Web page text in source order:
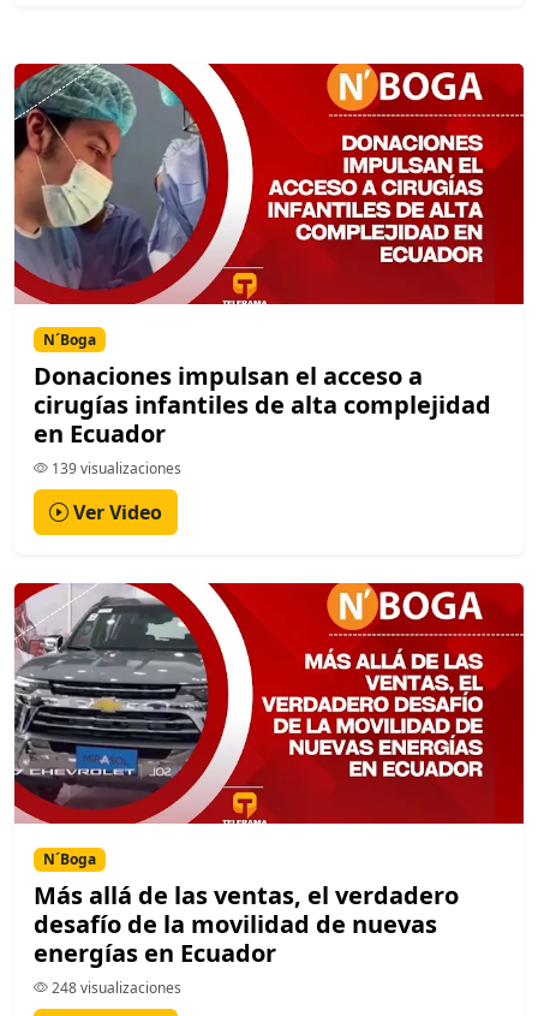
N´Boga
Donaciones impulsan el acceso a
cirugías infantiles de alta complejidad
en Ecuador
139 visualizaciones
Ver Video
N´Boga
Más allá de las ventas, el verdadero
desafío de la movilidad de nuevas
energías en Ecuador
248 visualizaciones